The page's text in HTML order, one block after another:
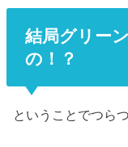
結局グリー
の！？
ということでつら